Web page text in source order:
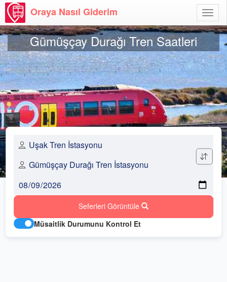
Aç
Oraya Nasıl Giderim
Gümüşçay Durağı Tren Saatleri
Seferleri Görüntüle
Müsaitlik Durumunu Kontrol Et